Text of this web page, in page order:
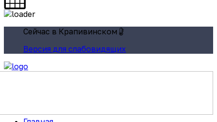
Сейчас в Крапивинском
Версия для слабовидящих